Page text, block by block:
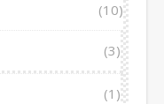
(10)
(3)
(1)